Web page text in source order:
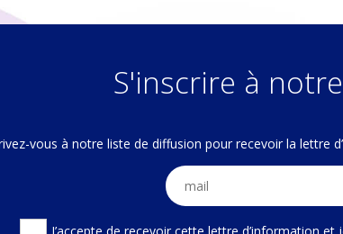
S'inscrire à notre
vous à notre liste de diffusion pour recevoir la lettre
J’accepte de recevoir cette lettre d’information